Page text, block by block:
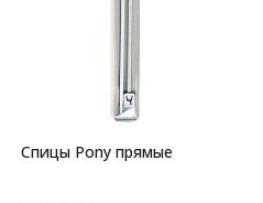
Спицы Pony прямые